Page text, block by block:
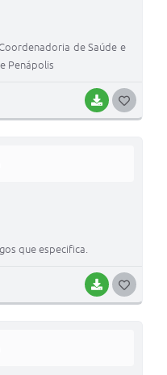
BAIXAR
de Saúde e
Penápolis
BAIXAR
que especifica.